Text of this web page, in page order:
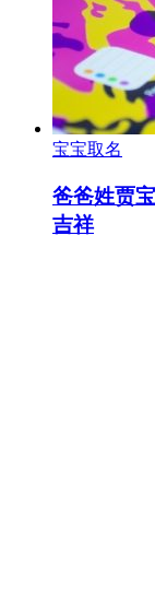
宝宝取名
爸爸姓贾
吉祥